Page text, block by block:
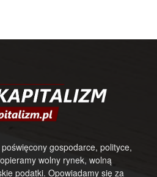
gospodarce, polityce,
wolny rynek, wolną
podatki. Opowiadamy się za